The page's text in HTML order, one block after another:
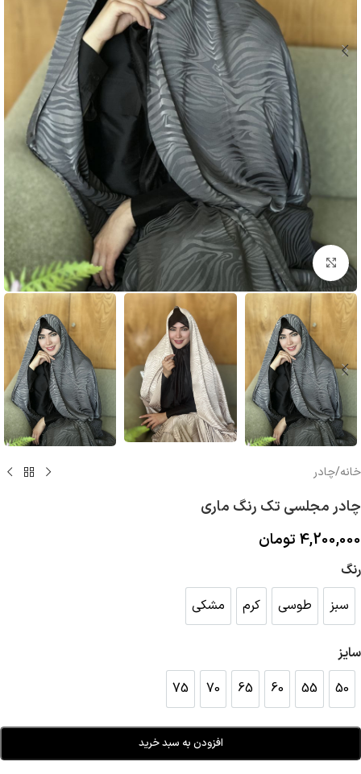
بزرگنمایی تصویر
خانه/چادر
چادر مجلسی تک رنگ ماری
4,200,000 تومان
رنگ
سبز
سبز طوسی
طوسی کرم
کرم مشکی
مشکی
سایز
50
50
55
55
60
60
65
65
70
70
75
75
افزودن به سبد خرید